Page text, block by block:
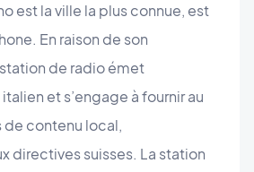
est la ville la plus connue, est
En raison de son
de radio émet
et s’engage à fournir au
contenu local,
directives suisses. La station